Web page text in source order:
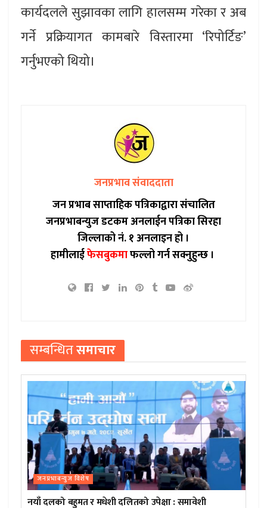
कार्यदलले सुझावका लागि हालसम्म गरेका र अब
गर्ने प्रक्रियागत कामबारे विस्तारमा ‘रिपोर्टिङ’
गर्नुभएको थियो।
जनप्रभाव संवाददाता
जन प्रभाब साप्ताहिक पत्रिकाद्वारा संचालित
जनप्रभाबन्युज डटकम अनलाईन पत्रिका सिरहा
जिल्लाको नं. १ अनलाइन हो ।
हामीलाईफेसबुकमाफल्लो गर्न सक्नुहुन्छ ।
सम्बन्धितसमाचार
जनप्रभाबन्युज विशेष
नयाँ दलको बहुमत र मधेशी दलितको उपेक्षा : समावेशी